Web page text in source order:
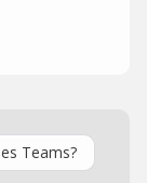
Teams?